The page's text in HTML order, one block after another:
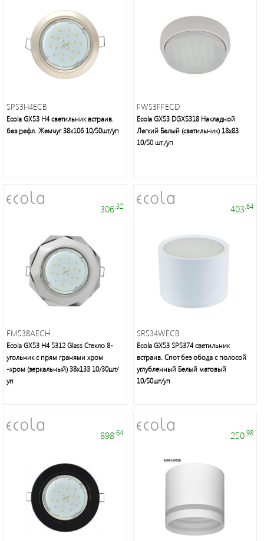
SP53H4ECB
Ecola GX53 H4 светильник встраив.
без рефл. Жемчуг 38x106 10/50шт/уп
FW53FFECD
Ecola GX53 DGX5318 Накладной
Легкий Белый (светильник) 18x83
10/50 шт./уп
306.32
FM538AECH
Ecola GX53 H4 5312 Glass Стекло 8-
угольник с прям гранями хром
-хром (зеркальный) 38x133 10/30шт/
уп
403 .64
SR534WECB
Ecola GX53 SP5374 светильник
встраив. Спот без обода с полосой
углубленный Белый матовый
10/50шт/уп
898.64 250.98